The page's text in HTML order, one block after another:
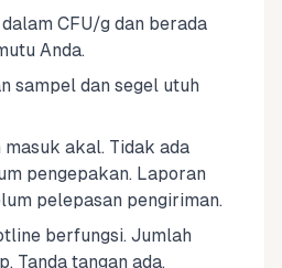
CFU/g dan berada
Anda.
sampel dan segel utuh
akal. Tidak ada
pengepakan. Laporan
pelepasan pengiriman.
berfungsi. Jumlah
Tanda tangan ada.